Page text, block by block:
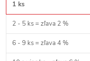
1 ks
2 - 5 ks = zľava 2 %
6 - 9 ks = zľava 4 %